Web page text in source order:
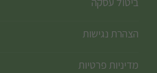
הצהרת נגישות
מדיניות פרטיות